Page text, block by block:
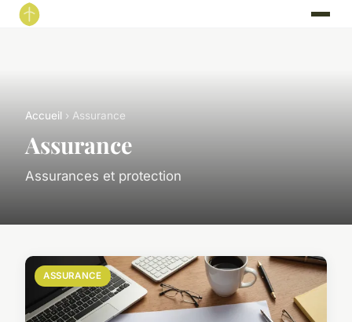
Accueil › Assurance
Assurance
Assurances et protection
ASSURANCE